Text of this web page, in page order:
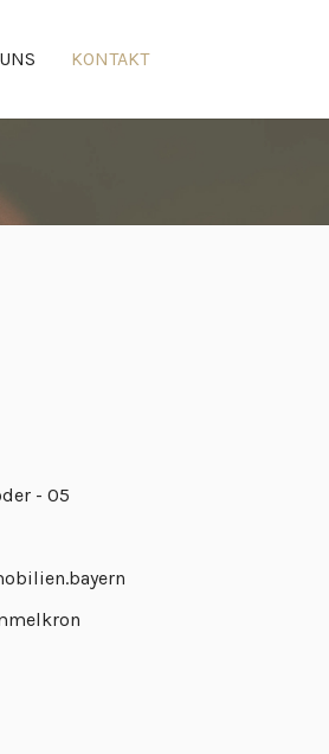
KONTAKT
- 05